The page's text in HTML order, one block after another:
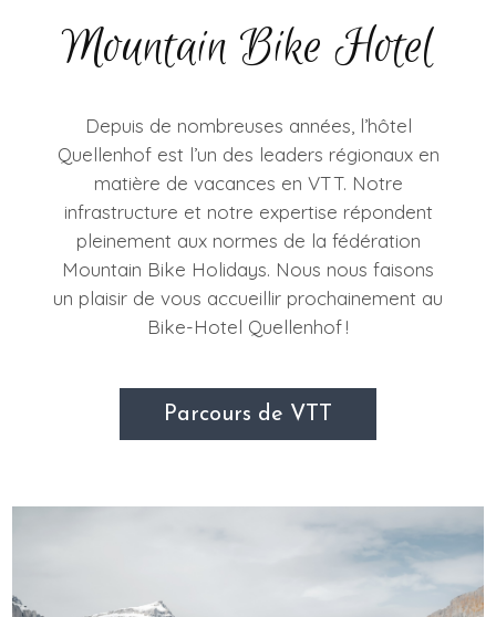
Mountain Bike Hotel
Depuis de nombreuses années, l’hôtel
Quellenhof est l’un des leaders régionaux en
matière de vacances en VTT. Notre
infrastructure et notre expertise répondent
pleinement aux normes de la fédération
Mountain Bike Holidays. Nous nous faisons
un plaisir de vous accueillir prochainement au
Bike-Hotel Quellenhof !
Parcours de VTT